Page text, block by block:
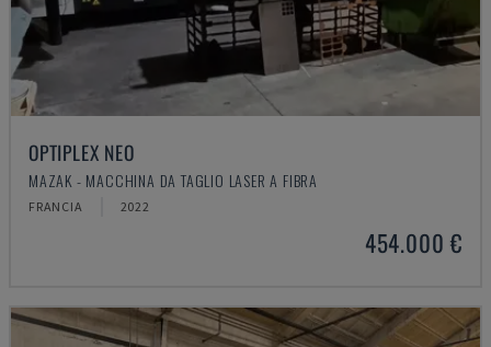
OPTIPLEX NEO
MAZAK - MACCHINA DA TAGLIO LASER A FIBRA
FRANCIA 2022
454.000 €